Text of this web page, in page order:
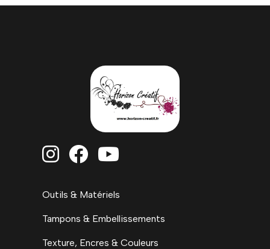
  
Outils & Matériels
Tampons & Embellissements
Texture, Encres & Couleurs